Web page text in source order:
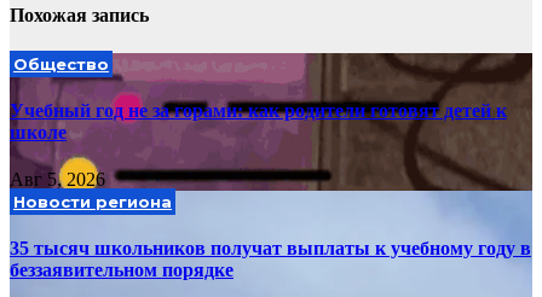
Похожая запись
Общество
Учебный год не за горами: как родители готовят детей к
школе
Авг 5, 2026
Новости региона
35 тысяч школьников получат выплаты к учебному году в
беззаявительном порядке